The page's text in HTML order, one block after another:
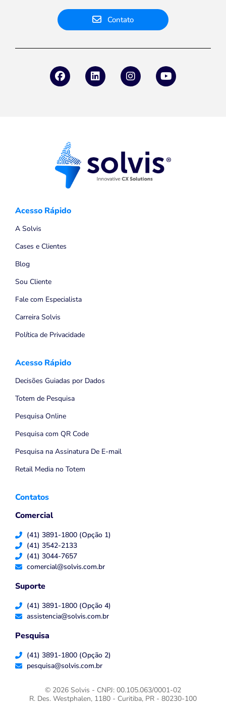
Contato
Acesso Rápido
A Solvis
Cases e Clientes
Blog
Sou Cliente
Fale com Especialista
Carreira Solvis
Política de Privacidade
Acesso Rápido
Decisões Guiadas por Dados
Totem de Pesquisa
Pesquisa Online
Pesquisa com QR Code
Pesquisa na Assinatura De E-mail
Retail Media no Totem
Contatos
Comercial
(41) 3891-1800 (Opção 1)
(41) 3542-2133
(41) 3044-7657
comercial@solvis.com.br
Suporte
(41) 3891-1800 (Opção 4)
assistencia@solvis.com.br
Pesquisa
(41) 3891-1800 (Opção 2)
pesquisa@solvis.com.br
© 2026 Solvis - CNPJ: 00.105.063/0001-02
R. Des. Westphalen, 1180 - Curitiba, PR - 80230-100